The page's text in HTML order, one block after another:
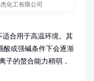
化工有限公司
适合用于高温环境。其
酸或强碱条件下会逐渐
子的螯合能力稍弱，